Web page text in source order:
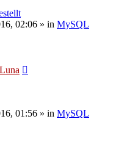
02:06 » in MySQL
01:56 » in MySQL